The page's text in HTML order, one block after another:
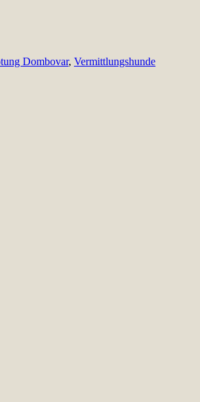
Dombovar, Vermittlungshunde